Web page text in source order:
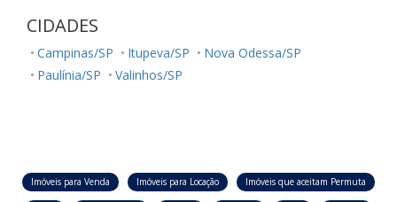
CIDADES
Campinas/SP Itupeva/SP
Nova Odessa/SP
Paulínia/SP
Valinhos/SP
Imóveis para Venda Imóveis para Locação Imóveis que aceitam Permuta